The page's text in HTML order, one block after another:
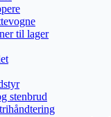
til lager
stenbrud